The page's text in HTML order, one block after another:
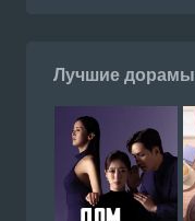
Лучшие дорамы